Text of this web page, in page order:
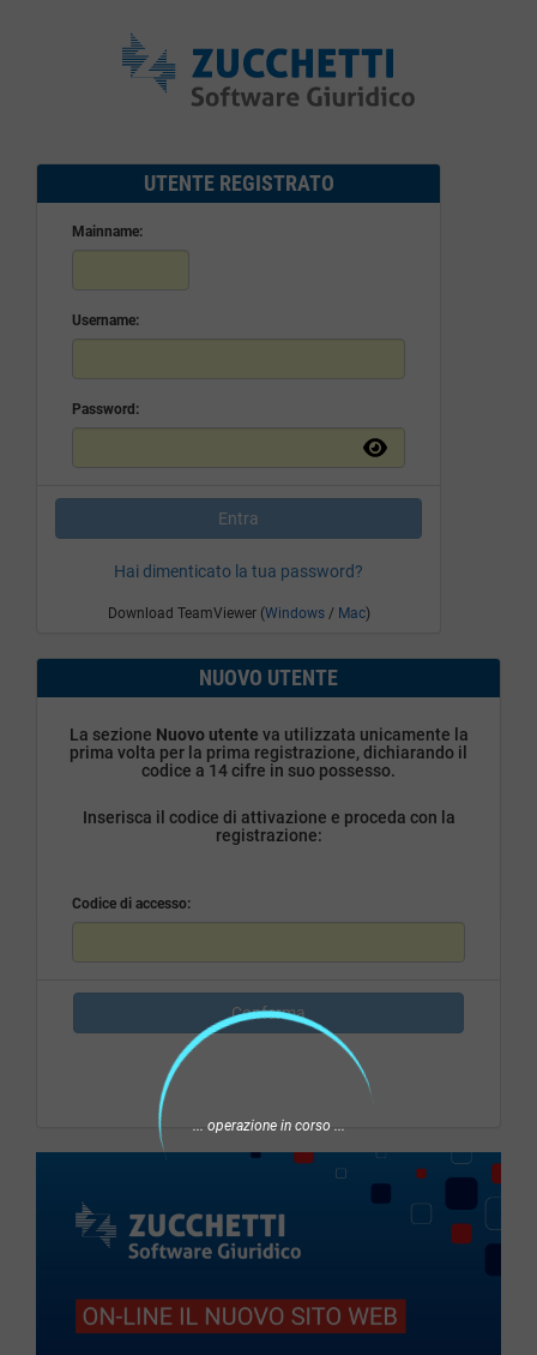
UTENTE REGISTRATO
Mainname:
Username:
Password:
Entra
Hai dimenticato la tua password?
Download TeamViewer (Windows/ Mac)
NUOVO UTENTE
La sezione Nuovo utente va utilizzata unicamente la
prima volta per la prima registrazione, dichiarando il
codice a 14 cifre in suo possesso.
Inserisca il codice di attivazione e proceda con la
registrazione:
Codice di accesso:
Conferma